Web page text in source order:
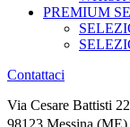
PREMIUM
Contattaci
Via Cesare Battisti